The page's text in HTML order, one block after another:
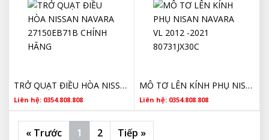
TRỞ QUẠT ĐIỀU HÒA NISSAN NAVARA 27150EB71B CHÍNH HÃNG
Liên hệ: 0354.808.808
MÔ TƠ LÊN KÍNH PHỤ NISAN NAVARA VL 2012 -2021 80731JX30C
Liên hệ: 0354.808.808
« Trước 1 2 Tiếp »